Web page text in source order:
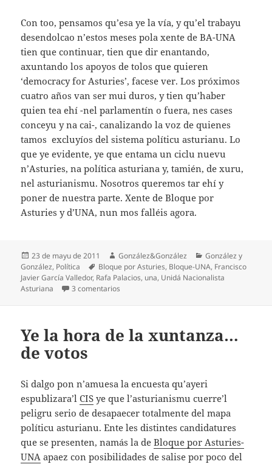
Con too, pensamos qu’esa ye la vía, y qu’el trabayu
desendolcao n’estos meses pola xente de BA-UNA
tien que continuar, tien que dir enantando,
axuntando los apoyos de tolos que quieren
‘democracy for Asturies’, facese ver. Los próximos
cuatro años van ser mui duros, y tien qu’haber
quien tea ehí -nel parlamentín o fuera, nes cases
conceyu y na cai-, canalizando la voz de quienes
tamos excluyíos del sistema políticu asturianu. Lo
que ye evidente, ye que entama un ciclu nuevu
n’Asturies, na política asturiana y, tamién, de xuru,
nel asturianismu. Nosotros queremos tar ehí y
poner de nuestra parte. Xente de Bloque por
Asturies y d’UNA, nun mos falléis agora.
Espublizáu
en
23 de mayu de 2011 Autor
González&González Categoríes
González y
González, Política Etiquetes
Bloque por Asturies, Bloque-UNA, Francisco
Javier García Valledor, Rafa Palacios, una, Unidá Nacionalista
Asturiana
3 comentarios
Ye la hora de la xuntanza…
de votos
Si dalgo pon n’amuesa la encuesta qu’ayeri
espublizara’lCIS ye que l’asturianismu cuerre’l
peligru serio de desapaecer totalmente del mapa
políticu asturianu. Ente les distintes candidatures
que se presenten, namás la deBloque por Asturies-
UNA apaez con posibilidades de salise por poco del